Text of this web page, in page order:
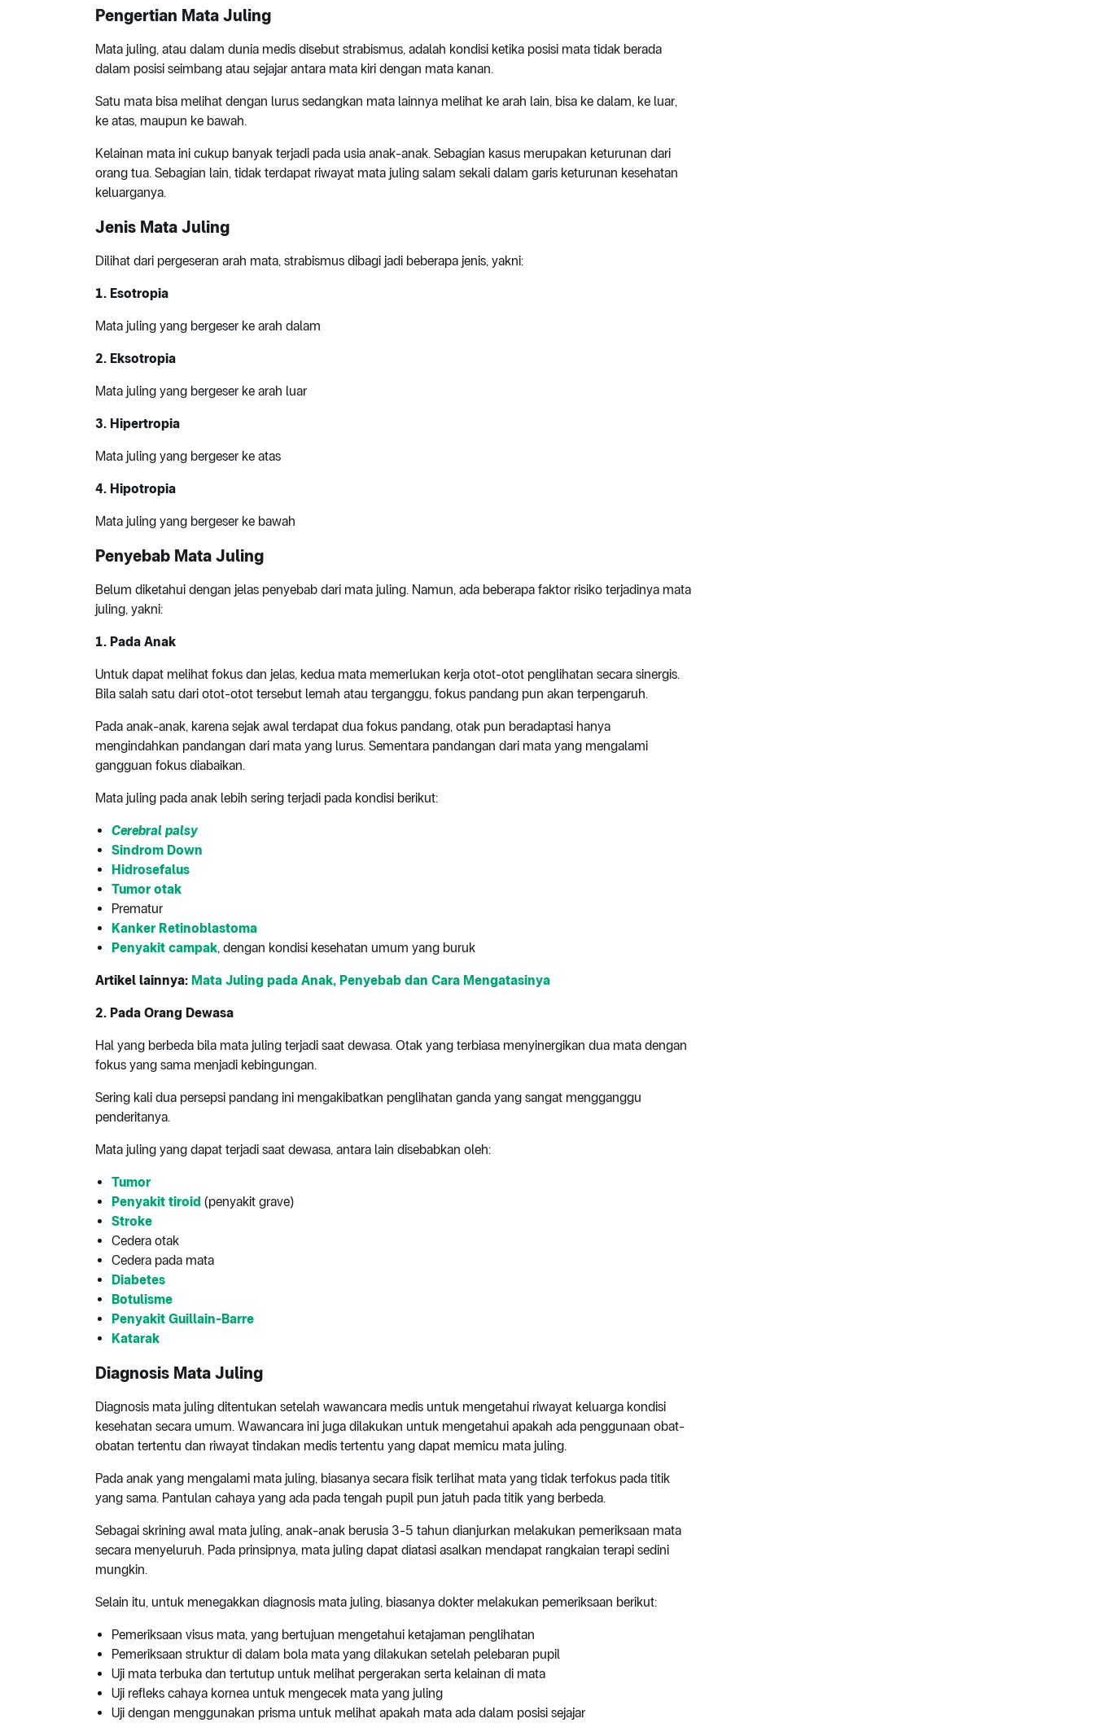
Pengertian Mata Juling
Mata juling, atau dalam dunia medis disebut strabismus, adalah kondisi ketika posisi mata tidak berada
dalam posisi seimbang atau sejajar antara mata kiri dengan mata kanan.
Satu mata bisa melihat dengan lurus sedangkan mata lainnya melihat ke arah lain, bisa ke dalam, ke luar,
ke atas, maupun ke bawah.
Kelainan mata ini cukup banyak terjadi pada usia anak-anak. Sebagian kasus merupakan keturunan dari
orang tua. Sebagian lain, tidak terdapat riwayat mata juling salam sekali dalam garis keturunan kesehatan
keluarganya.
Jenis Mata Juling
Dilihat dari pergeseran arah mata, strabismus dibagi jadi beberapa jenis, yakni:
1. Esotropia
Mata juling yang bergeser ke arah dalam
2. Eksotropia
Mata juling yang bergeser ke arah luar
3. Hipertropia
Mata juling yang bergeser ke atas
4. Hipotropia
Mata juling yang bergeser ke bawah
Penyebab Mata Juling
Belum diketahui dengan jelas penyebab dari mata juling. Namun, ada beberapa faktor risiko terjadinya mata
juling, yakni:
1. Pada Anak
Untuk dapat melihat fokus dan jelas, kedua mata memerlukan kerja otot-otot penglihatan secara sinergis.
Bila salah satu dari otot-otot tersebut lemah atau terganggu, fokus pandang pun akan terpengaruh.
Pada anak-anak, karena sejak awal terdapat dua fokus pandang, otak pun beradaptasi hanya
mengindahkan pandangan dari mata yang lurus. Sementara pandangan dari mata yang mengalami
gangguan fokus diabaikan.
Mata juling pada anak lebih sering terjadi pada kondisi berikut:
Cerebral palsy
Sindrom Down
Hidrosefalus
Tumor otak
Prematur
Kanker Retinoblastoma
Penyakit campak, dengan kondisi kesehatan umum yang buruk
Artikel lainnya: Mata Juling pada Anak, Penyebab dan Cara Mengatasinya
2. Pada Orang Dewasa
Hal yang berbeda bila mata juling terjadi saat dewasa. Otak yang terbiasa menyinergikan dua mata dengan
fokus yang sama menjadi kebingungan.
Sering kali dua persepsi pandang ini mengakibatkan penglihatan ganda yang sangat mengganggu
penderitanya.
Mata juling yang dapat terjadi saat dewasa, antara lain disebabkan oleh:
Tumor
Penyakit tiroid (penyakit grave)
Stroke
Cedera otak
Cedera pada mata
Diabetes
Botulisme
Penyakit Guillain-Barre
Katarak
Diagnosis Mata Juling
Diagnosis mata juling ditentukan setelah wawancara medis untuk mengetahui riwayat keluarga kondisi
kesehatan secara umum. Wawancara ini juga dilakukan untuk mengetahui apakah ada penggunaan obat-
obatan tertentu dan riwayat tindakan medis tertentu yang dapat memicu mata juling.
Pada anak yang mengalami mata juling, biasanya secara fisik terlihat mata yang tidak terfokus pada titik
yang sama. Pantulan cahaya yang ada pada tengah pupil pun jatuh pada titik yang berbeda.
Sebagai skrining awal mata juling, anak-anak berusia 3-5 tahun dianjurkan melakukan pemeriksaan mata
secara menyeluruh. Pada prinsipnya, mata juling dapat diatasi asalkan mendapat rangkaian terapi sedini
mungkin.
Selain itu, untuk menegakkan diagnosis mata juling, biasanya dokter melakukan pemeriksaan berikut:
Pemeriksaan visus mata, yang bertujuan mengetahui ketajaman penglihatan
Pemeriksaan struktur di dalam bola mata yang dilakukan setelah pelebaran pupil
Uji mata terbuka dan tertutup untuk melihat pergerakan serta kelainan di mata
Uji refleks cahaya kornea untuk mengecek mata yang juling
Uji dengan menggunakan prisma untuk melihat apakah mata ada dalam posisi sejajar